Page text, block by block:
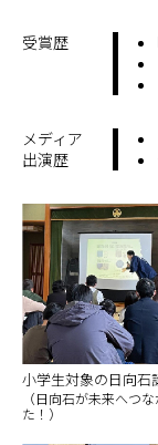
受賞歴
メディア
出演歴
小学生対象の日向石
（日向石が未来へつ
た！）